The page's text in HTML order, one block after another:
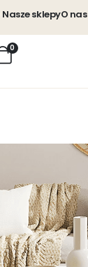
Nasze sklepyO nas
0